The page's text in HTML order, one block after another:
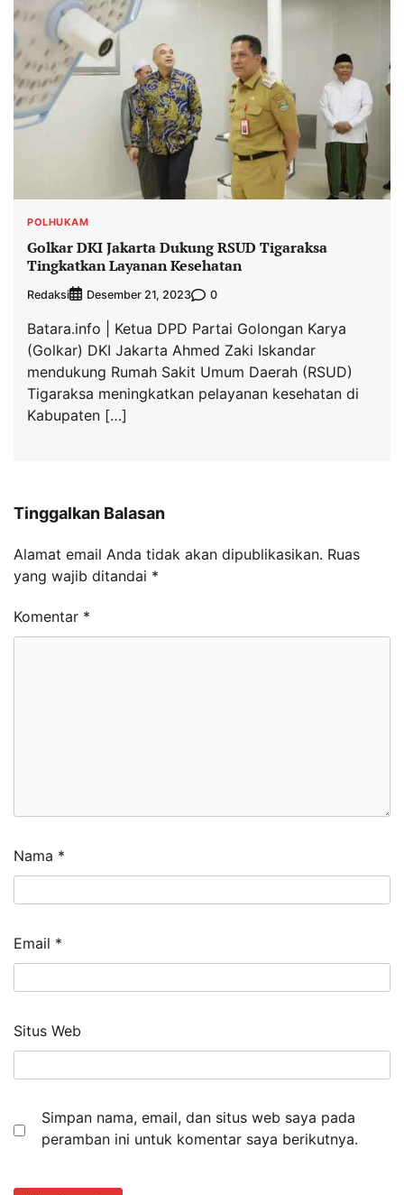
POLHUKAM
Golkar DKI Jakarta Dukung RSUD Tigaraksa
Tingkatkan Layanan Kesehatan
Redaksi Desember 21, 2023 0
Batara.info | Ketua DPD Partai Golongan Karya
(Golkar) DKI Jakarta Ahmed Zaki Iskandar
mendukung Rumah Sakit Umum Daerah (RSUD)
Tigaraksa meningkatkan pelayanan kesehatan di
Kabupaten […]
Tinggalkan Balasan
Alamat email Anda tidak akan dipublikasikan. Ruas
yang wajib ditandai *
Komentar *
Nama *
Email *
Situs Web
Simpan nama, email, dan situs web saya pada
peramban ini untuk komentar saya berikutnya.